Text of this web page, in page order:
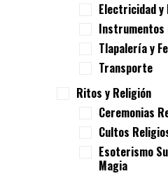
Electricidad
Instrumentos
Tlapalería y
Transporte
Ritos y Religión
Ceremonias
Cultos
Esoterismo
Magia